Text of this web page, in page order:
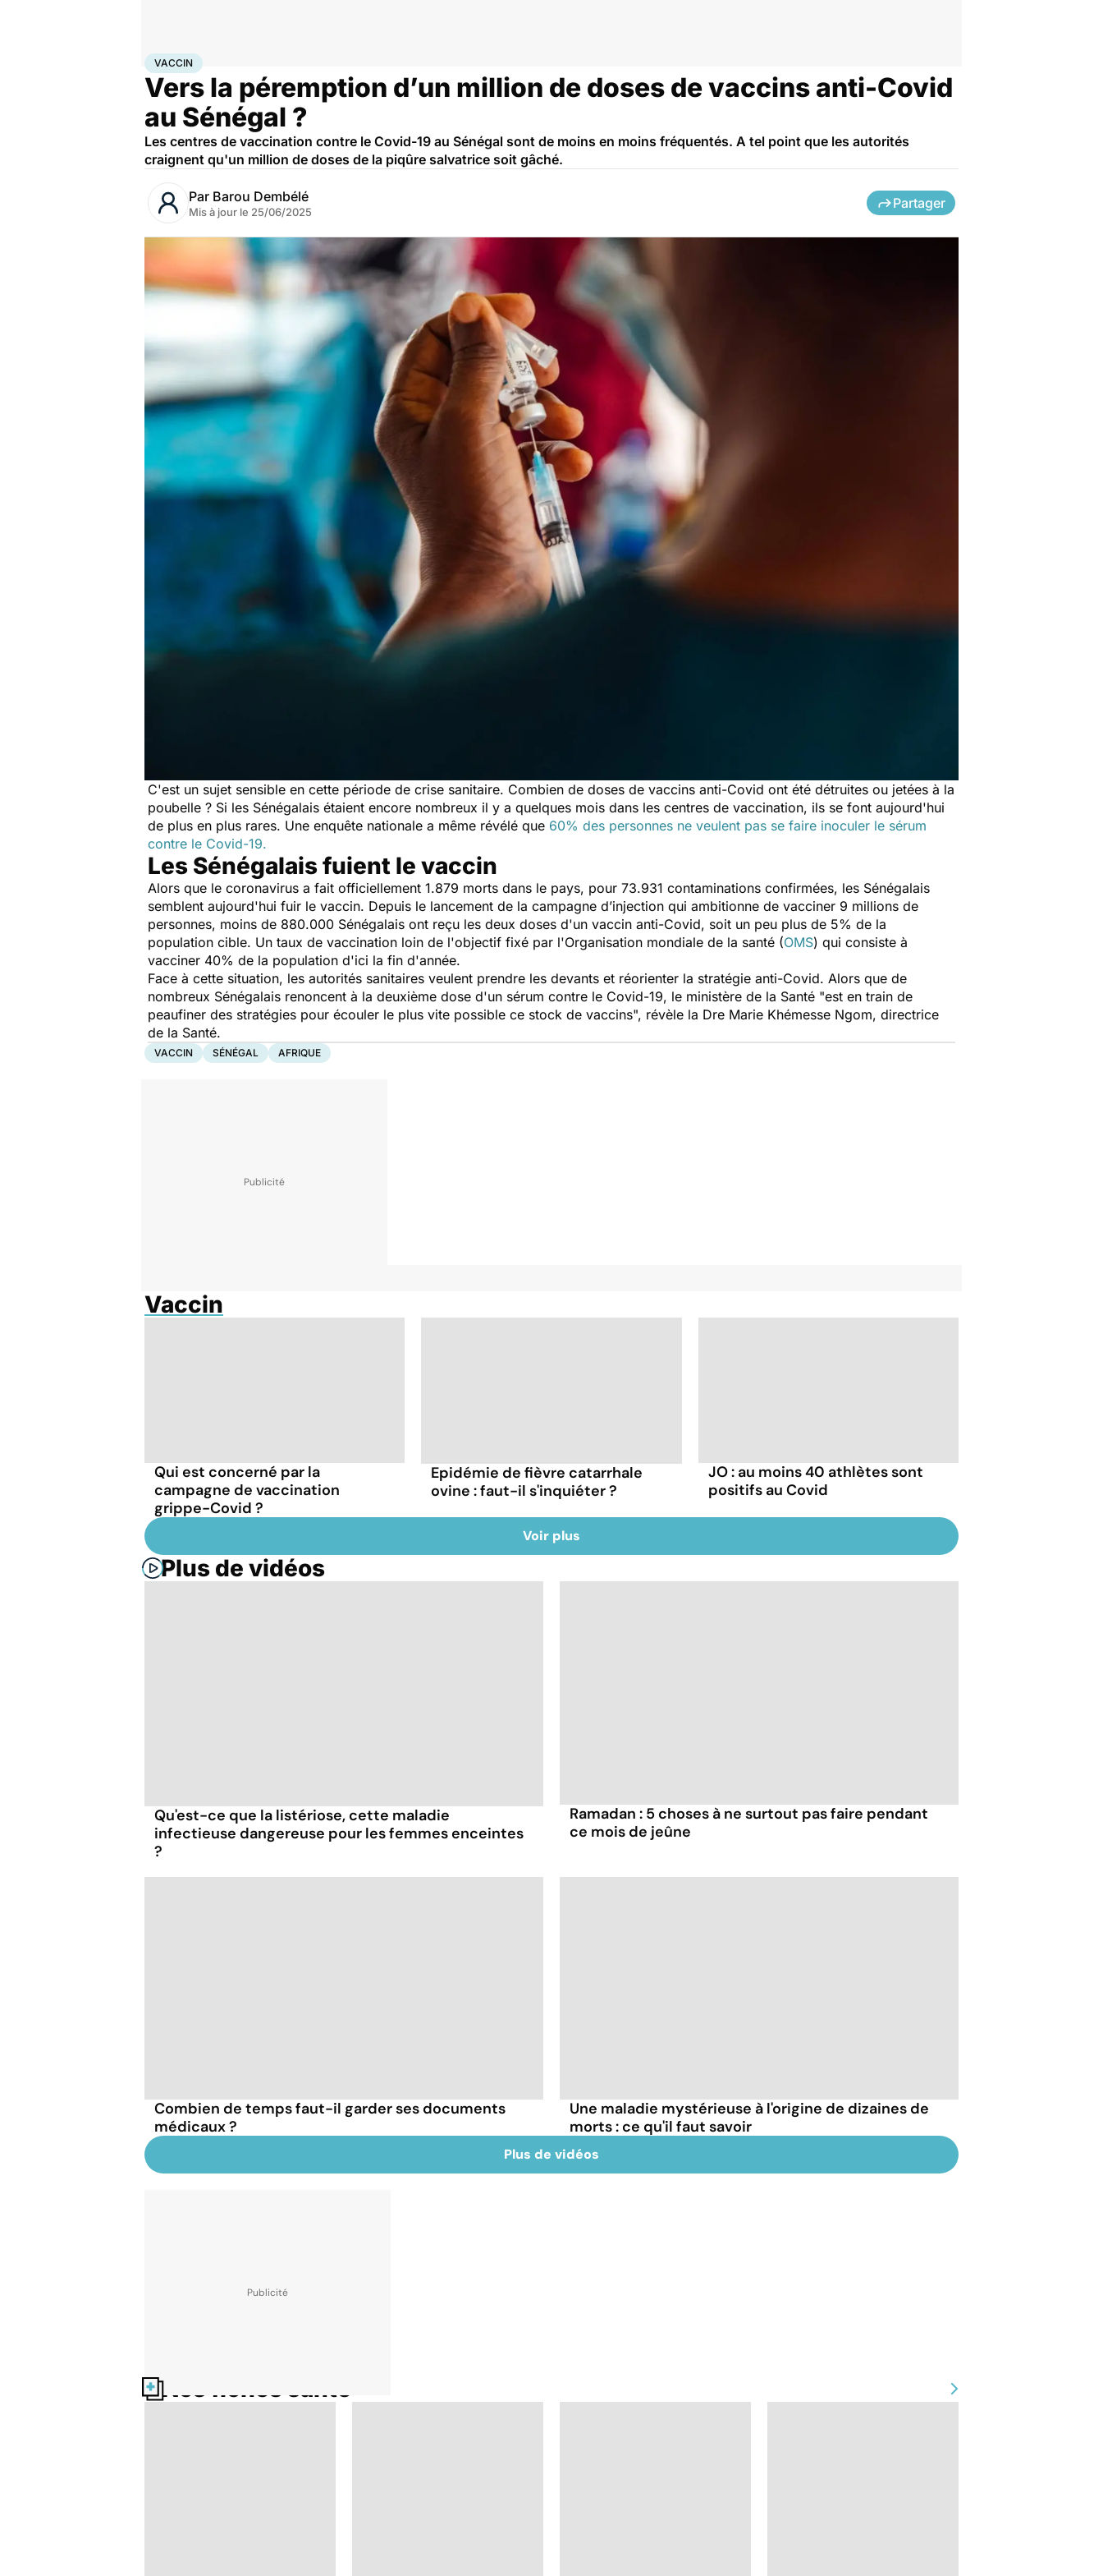
AccueilSanté
VACCIN
Vers la péremption d’un million de doses de vaccins anti-Covid
au Sénégal ?
Les centres de vaccination contre le Covid-19 au Sénégal sont de moins en moins fréquentés. A tel point que les autorités
craignent qu'un million de doses de la piqûre salvatrice soit gâché.
Par Barou Dembélé
Mis à jour le 25/06/2025
Partager
C'est un sujet sensible en cette période de crise sanitaire. Combien de doses de vaccins anti-Covid ont été détruites ou jetées à la
poubelle ? Si les Sénégalais étaient encore nombreux il y a quelques mois dans les centres de vaccination, ils se font aujourd'hui
de plus en plus rares. Une enquête nationale a même révélé que 60% des personnes ne veulent pas se faire inoculer le sérum
contre le Covid-19.
Les Sénégalais fuient le vaccin
Alors que le coronavirus a fait officiellement 1.879 morts dans le pays, pour 73.931 contaminations confirmées, les Sénégalais
semblent aujourd'hui fuir le vaccin. Depuis le lancement de la campagne d’injection qui ambitionne de vacciner 9 millions de
personnes, moins de 880.000 Sénégalais ont reçu les deux doses d'un vaccin anti-Covid, soit un peu plus de 5% de la
population cible. Un taux de vaccination loin de l'objectif fixé par l'Organisation mondiale de la santé (OMS) qui consiste à
vacciner 40% de la population d'ici la fin d'année.
Face à cette situation, les autorités sanitaires veulent prendre les devants et réorienter la stratégie anti-Covid. Alors que de
nombreux Sénégalais renoncent à la deuxième dose d'un sérum contre le Covid-19, le ministère de la Santé "est en train de
peaufiner des stratégies pour écouler le plus vite possible ce stock de vaccins", révèle la Dre Marie Khémesse Ngom, directrice
de la Santé.
VACCIN SÉNÉGAL AFRIQUE
Vaccin
Qui est concerné par la
campagne de vaccination
grippe-Covid ?
Epidémie de fièvre catarrhale
ovine : faut-il s'inquiéter ?
JO : au moins 40 athlètes sont
positifs au Covid
Voir plus
Plus de vidéos
Qu'est-ce que la listériose, cette maladie
infectieuse dangereuse pour les femmes enceintes
?
Ramadan : 5 choses à ne surtout pas faire pendant
ce mois de jeûne
Combien de temps faut-il garder ses documents
médicaux ?
Une maladie mystérieuse à l'origine de dizaines de
morts : ce qu'il faut savoir
Plus de vidéos
Nos fiches santé